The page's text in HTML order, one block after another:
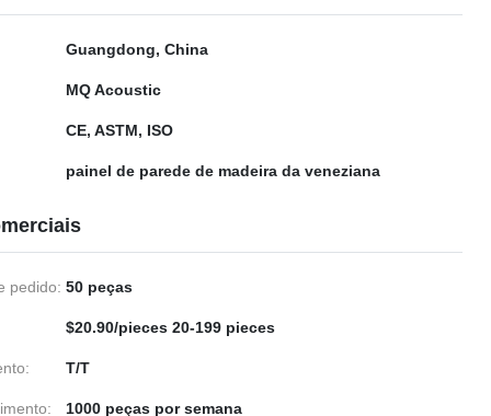
Guangdong, China
MQ Acoustic
CE, ASTM, ISO
painel de parede de madeira da veneziana
pedido: 50 peças
$20.90/pieces 20-199 pieces
T/T
1000 peças por semana